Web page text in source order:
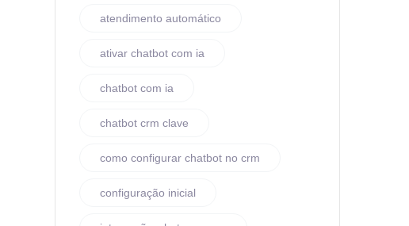
atendimento automático
ativar chatbot com ia
chatbot com ia
chatbot crm clave
como configurar chatbot no crm
configuração inicial